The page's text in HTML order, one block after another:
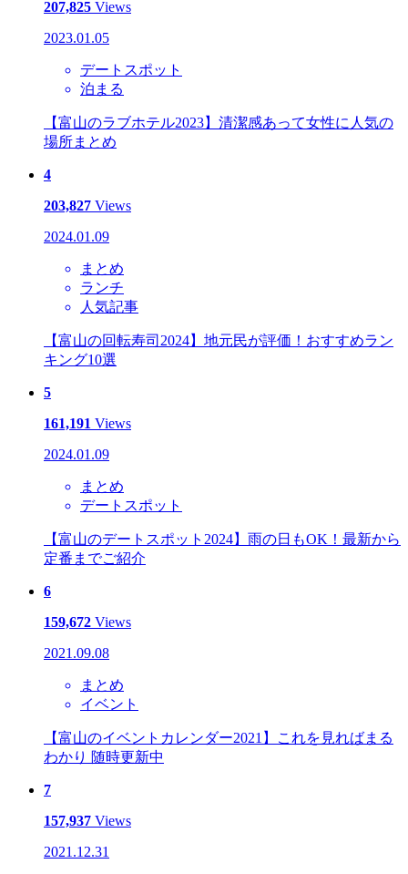
207,825 Views
2023.01.05
デートスポット
泊まる
【富山のラブホテル2023】清潔感あって女性に人気の
場所まとめ
4
203,827 Views
2024.01.09
まとめ
ランチ
人気記事
【富山の回転寿司2024】地元民が評価！おすすめラン
キング10選
5
161,191 Views
2024.01.09
まとめ
デートスポット
【富山のデートスポット2024】雨の日もOK！最新から
定番までご紹介
6
159,672 Views
2021.09.08
まとめ
イベント
【富山のイベントカレンダー2021】これを見ればまる
わかり 随時更新中
7
157,937 Views
2021.12.31